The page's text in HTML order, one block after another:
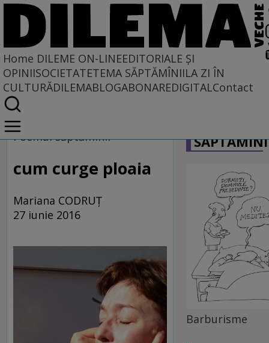
Home DILEME ON-LINEEDITORIALE ȘI
OPINIISOCIETATETEMA SĂPTĂMÎNIILA ZI ÎN
CULTURĂDILEMABLOGABONAREDIGITALContact
Home
Dileme on-line
Poemul săptămînii
cum curge ploaia
Mariana CODRUŢ
27 iunie 2016
Barburisme